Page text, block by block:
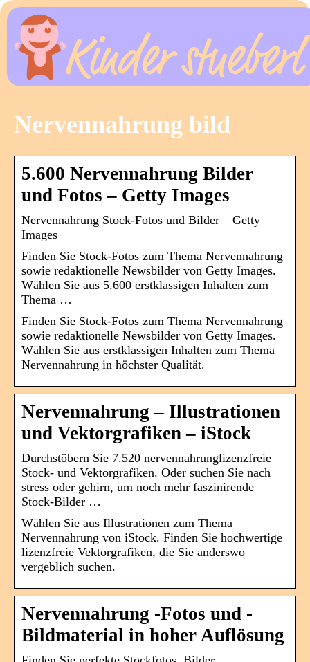
Nervennahrung bild
5.600 Nervennahrung Bilder
und Fotos – Getty Images
Nervennahrung Stock-Fotos und Bilder – Getty
Images
Finden Sie Stock-Fotos zum Thema Nervennahrung
sowie redaktionelle Newsbilder von Getty Images.
Wählen Sie aus 5.600 erstklassigen Inhalten zum
Thema …
Finden Sie Stock-Fotos zum Thema Nervennahrung
sowie redaktionelle Newsbilder von Getty Images.
Wählen Sie aus erstklassigen Inhalten zum Thema
Nervennahrung in höchster Qualität.
Nervennahrung – Illustrationen
und Vektorgrafiken – iStock
Durchstöbern Sie 7.520 nervennahrunglizenzfreie
Stock- und Vektorgrafiken. Oder suchen Sie nach
stress oder gehirn, um noch mehr faszinirende
Stock-Bilder …
Wählen Sie aus Illustrationen zum Thema
Nervennahrung von iStock. Finden Sie hochwertige
lizenzfreie Vektorgrafiken, die Sie anderswo
vergeblich suchen.
Nervennahrung -Fotos und -
Bildmaterial in hoher Auflösung